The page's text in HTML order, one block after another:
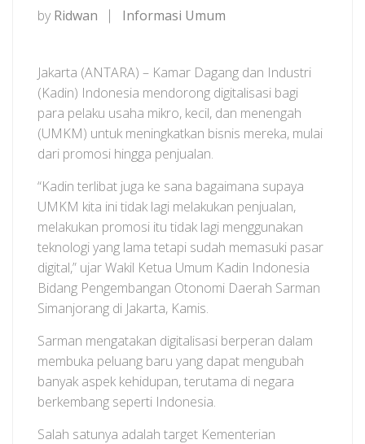
by Ridwan Informasi Umum
Jakarta (ANTARA) – Kamar Dagang dan Industri
(Kadin) Indonesia mendorong digitalisasi bagi
para pelaku usaha mikro, kecil, dan menengah
(UMKM) untuk meningkatkan bisnis mereka, mulai
dari promosi hingga penjualan.
“Kadin terlibat juga ke sana bagaimana supaya
UMKM kita ini tidak lagi melakukan penjualan,
melakukan promosi itu tidak lagi menggunakan
teknologi yang lama tetapi sudah memasuki pasar
digital,” ujar Wakil Ketua Umum Kadin Indonesia
Bidang Pengembangan Otonomi Daerah Sarman
Simanjorang di Jakarta, Kamis.
Sarman mengatakan digitalisasi berperan dalam
membuka peluang baru yang dapat mengubah
banyak aspek kehidupan, terutama di negara
berkembang seperti Indonesia.
Salah satunya adalah target Kementerian